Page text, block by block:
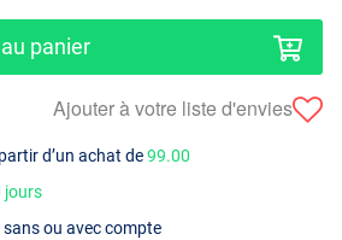
panier
Ajouter à votre liste d'envies
d’un achat de99.00
jours
ou avec compte